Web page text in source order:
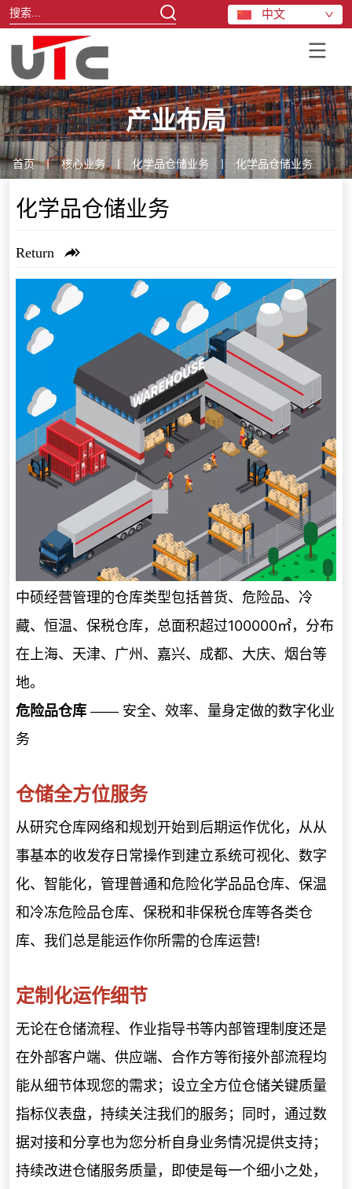
中文
产业布局
首页 丨 核心业务 丨 化学品仓储业务 丨 化学品仓储业务
化学品仓储业务
Return
中硕经营管理的仓库类型包括普货、危险品、冷
藏、恒温、保税仓库，总面积超过100000㎡，分布
在上海、天津、广州、嘉兴、成都、大庆、烟台等
地。
危险品仓库—— 安全、效率、量身定做的数字化业
务
仓储全方位服务
从研究仓库网络和规划开始到后期运作优化，从从
事基本的收发存日常操作到建立系统可视化、数字
化、智能化，管理普通和危险化学品品仓库、保温
和冷冻危险品仓库、保税和非保税仓库等各类仓
库、我们总是能运作你所需的仓库运营!
定制化运作细节
无论在仓储流程、作业指导书等内部管理制度还是
在外部客户端、供应端、合作方等衔接外部流程均
能从细节体现您的需求；设立全方位仓储关键质量
指标仪表盘，持续关注我们的服务；同时，通过数
据对接和分享也为您分析自身业务情况提供支持；
持续改进仓储服务质量，即使是每一个细小之处，